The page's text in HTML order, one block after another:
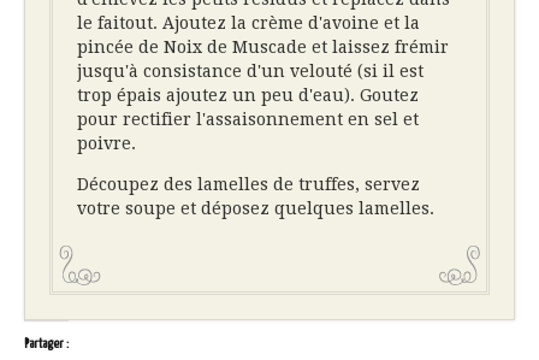
le faitout. Ajoutez la crème d'avoine et la
pincée de Noix de Muscade et laissez frémir
jusqu'à consistance d'un velouté (si il est
trop épais ajoutez un peu d'eau). Goutez
pour rectifier l'assaisonnement en sel et
poivre.
Découpez des lamelles de truffes, servez
votre soupe et déposez quelques lamelles.
Partager :